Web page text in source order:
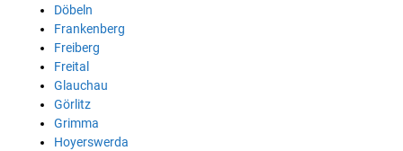
Döbeln
Frankenberg
Freiberg
Freital
Glauchau
Görlitz
Grimma
Hoyerswerda